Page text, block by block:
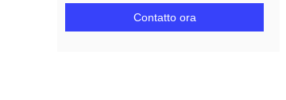
Contatto ora